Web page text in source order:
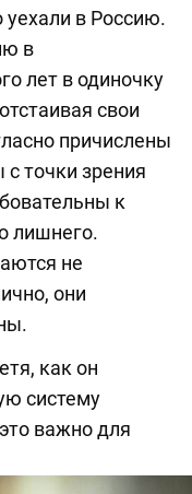
уехали в Россию.
в
лет в одиночку
свои
причислены
точки зрения
к
лишнего.
не
они
как он
систему
важно для